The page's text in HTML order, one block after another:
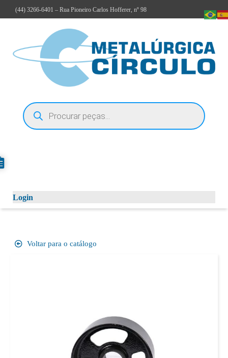
(44) 3266-6401 – Rua Pioneiro Carlos Hofferer, nº 98
Login
Voltar para o catálogo